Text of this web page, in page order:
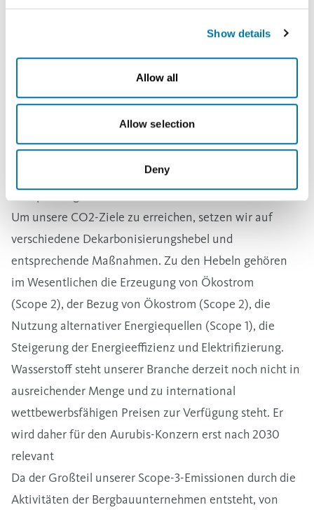
Show details
Allow all
Allow selection
Deny
Rahmenbedingungen, technologische Verfügbarkeit
oder Wettbewerbsdruck im internationalen Umfeld
sowie die Investitionsentscheidungen in weitere
Wachstumsprojekte können die Realisierbarkeit
unserer Ziele beeinträchtigen. Diese externen und
internen Rahmenbedingungen werden bei der
Überprüfung unserer Ziele einfließen.
Um unsere CO2-Ziele zu erreichen, setzen wir auf
verschiedene Dekarbonisierungshebel und
entsprechende Maßnahmen. Zu den Hebeln gehören
im Wesentlichen die Erzeugung von Ökostrom
(Scope 2), der Bezug von Ökostrom (Scope 2), die
Nutzung alternativer Energiequellen (Scope 1), die
Steigerung der Energieeffizienz und Elektrifizierung.
Wasserstoff steht unserer Branche derzeit noch nicht in
ausreichender Menge und zu international
wettbewerbsfähigen Preisen zur Verfügung steht. Er
wird daher für den Aurubis-Konzern erst nach 2030
relevant
Da der Großteil unserer Scope-3-Emissionen durch die
Aktivitäten der Bergbauunternehmen entsteht, von